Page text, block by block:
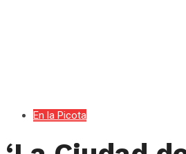
En la Picota